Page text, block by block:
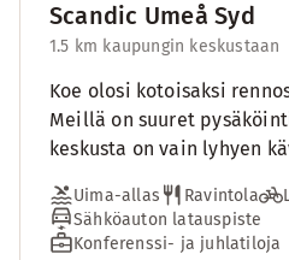
Scandic Umeå Syd
1.5 km kaupungin keskustaan
Koe olosi kotoisaksi
Meillä on suuret
keskusta on vain lyhyen
Uima-allas Ravintola
Sähköauton latauspiste
Konferenssi- ja juhlatiloja